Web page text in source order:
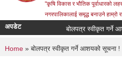
"कृषि विकास र भौतिक पूर्वाधारको
नगरपालिकालाई समृद्ध बनाउने हाम्रो
अपडेट बोलपत्र स्वीकृत गर्ने
You are here
Home » बोलपत्र स्वीकृत गर्ने आशयको सूचना !